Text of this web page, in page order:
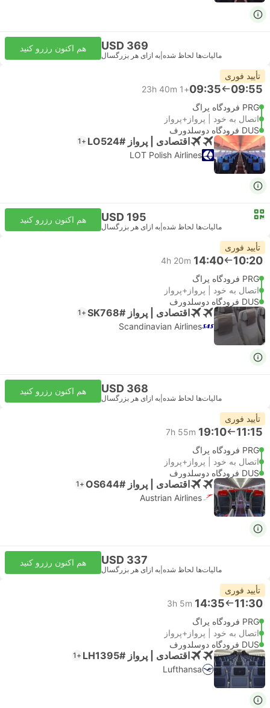
USD 369
مالیات‌ها لحاظ شده به ازای هر بزرگسال
هم اکنون رزرو کنید
تأیید فوری
09:55
09:35
+1
23h 40m
PRG فرودگاه پراگ
اتصال به خود | پرواز+پرواز
DUS فرودگاه دوسلدورف
اقتصادی | پرواز #LO524 +1
LOT Polish Airlines
USD 195
مالیات‌ها لحاظ شده به ازای هر بزرگسال
هم اکنون رزرو کنید
تأیید فوری
10:20
14:40
4h 20m
PRG فرودگاه پراگ
اتصال به خود | پرواز+پرواز
DUS فرودگاه دوسلدورف
اقتصادی | پرواز #SK768 +1
Scandinavian Airlines
USD 368
مالیات‌ها لحاظ شده به ازای هر بزرگسال
هم اکنون رزرو کنید
تأیید فوری
11:15
19:10
7h 55m
PRG فرودگاه پراگ
اتصال به خود | پرواز+پرواز
DUS فرودگاه دوسلدورف
اقتصادی | پرواز #OS644 +1
Austrian Airlines
USD 337
مالیات‌ها لحاظ شده به ازای هر بزرگسال
هم اکنون رزرو کنید
تأیید فوری
11:30
14:35
3h 5m
PRG فرودگاه پراگ
اتصال به خود | پرواز+پرواز
DUS فرودگاه دوسلدورف
اقتصادی | پرواز #LH1395 +1
Lufthansa